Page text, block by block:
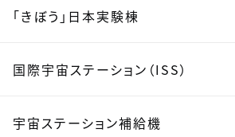
「きぼう」日本実験棟
国際宇宙ステーション（ISS）
宇宙ステーション補給機